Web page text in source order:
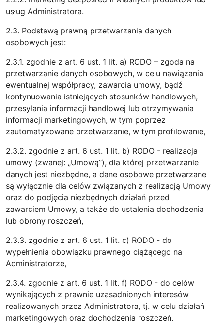
usług Administratora.
2.3. Podstawą prawną przetwarzania danych
osobowych jest:
2.3.1. zgodnie z art. 6 ust. 1 lit. a) RODO – zgoda na
przetwarzanie danych osobowych, w celu nawiązania
ewentualnej współpracy, zawarcia umowy, bądź
kontynuowania istniejących stosunków handlowych,
przesyłania informacji handlowej lub otrzymywania
informacji marketingowych, w tym poprzez
zautomatyzowane przetwarzanie, w tym profilowanie,
2.3.2. zgodnie z art. 6 ust. 1 lit. b) RODO - realizacja
umowy (zwanej: „Umową”), dla której przetwarzanie
danych jest niezbędne, a dane osobowe przetwarzane
są wyłącznie dla celów związanych z realizacją Umowy
oraz do podjęcia niezbędnych działań przed
zawarciem Umowy, a także do ustalenia dochodzenia
lub obrony roszczeń,
2.3.3. zgodnie z art. 6 ust. 1 lit. c) RODO - do
wypełnienia obowiązku prawnego ciążącego na
Administratorze,
2.3.4. zgodnie z art. 6 ust. 1 lit. f) RODO - do celów
wynikających z prawnie uzasadnionych interesów
realizowanych przez Administratora, tj. w celu działań
marketingowych oraz dochodzenia roszczeń.